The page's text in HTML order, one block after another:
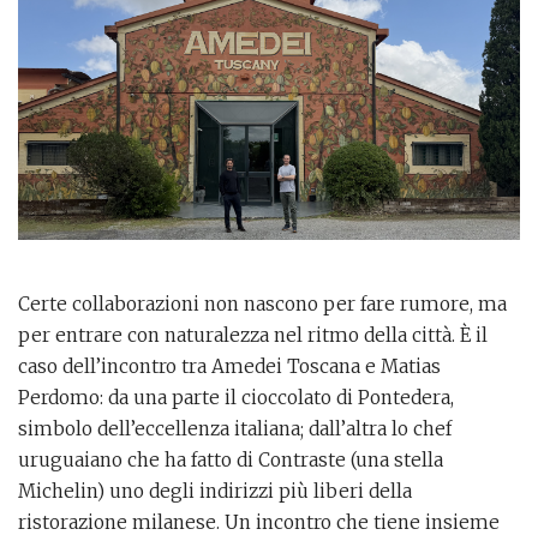
Certe collaborazioni non nascono per fare rumore, ma
per entrare con naturalezza nel ritmo della città. È il
caso dell’incontro tra Amedei Toscana e Matias
Perdomo: da una parte il cioccolato di Pontedera,
simbolo dell’eccellenza italiana; dall’altra lo chef
uruguaiano che ha fatto di Contraste (una stella
Michelin) uno degli indirizzi più liberi della
ristorazione milanese. Un incontro che tiene insieme